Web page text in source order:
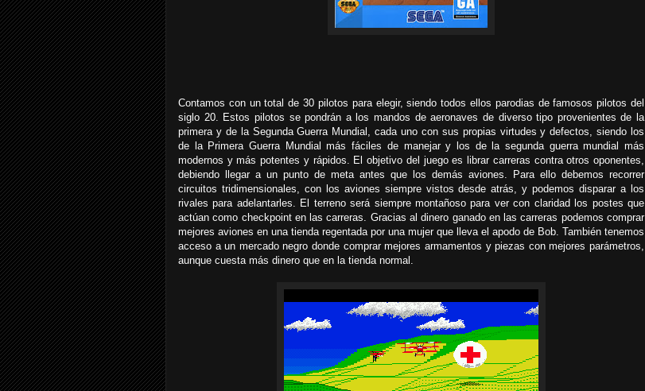
Contamos con un total de 30 pilotos para elegir, siendo todos ellos parodias de famosos pilotos del
siglo 20. Estos pilotos se pondrán a los mandos de aeronaves de diverso tipo provenientes de la
primera y de la Segunda Guerra Mundial, cada uno con sus propias virtudes y defectos, siendo los
de la Primera Guerra Mundial más fáciles de manejar y los de la segunda guerra mundial más
modernos y más potentes y rápidos. El objetivo del juego es librar carreras contra otros oponentes,
debiendo llegar a un punto de meta antes que los demás aviones. Para ello debemos recorrer
circuitos tridimensionales, con los aviones siempre vistos desde atrás, y podemos disparar a los
rivales para adelantarles. El terreno será siempre montañoso para ver con claridad los postes que
actúan como checkpoint en las carreras. Gracias al dinero ganado en las carreras podemos comprar
mejores aviones en una tienda regentada por una mujer que lleva el apodo de Bob. También tenemos
acceso a un mercado negro donde comprar mejores armamentos y piezas con mejores parámetros,
aunque cuesta más dinero que en la tienda normal.